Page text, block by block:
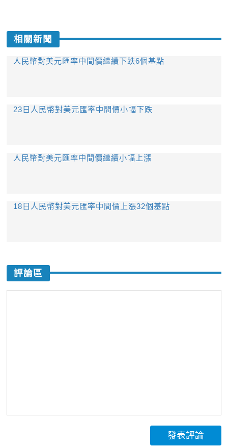
相關新聞
人民幣對美元匯率中間價繼續下跌6個基點
23日人民幣對美元匯率中間價小幅下跌
人民幣對美元匯率中間價繼續小幅上漲
18日人民幣對美元匯率中間價上漲32個基點
評論區
發表評論